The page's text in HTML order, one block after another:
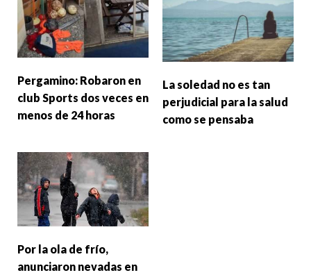
Pergamino: Robaron en
club Sports dos veces en
menos de 24 horas
La soledad no es tan
perjudicial para la salud
como se pensaba
Por la ola de frío,
anunciaron nevadas en